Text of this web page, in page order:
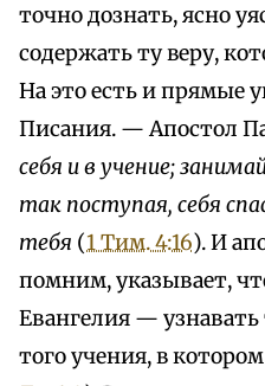
точно дознать, ясно
содержать ту веру,
На это есть и прямые
Писания. — Апостол
себя и в учение;
так поступая, себя
тебя (1 Тим. 4:16). И
помним, указывает,
Евангелия — узнавать
того учения, в